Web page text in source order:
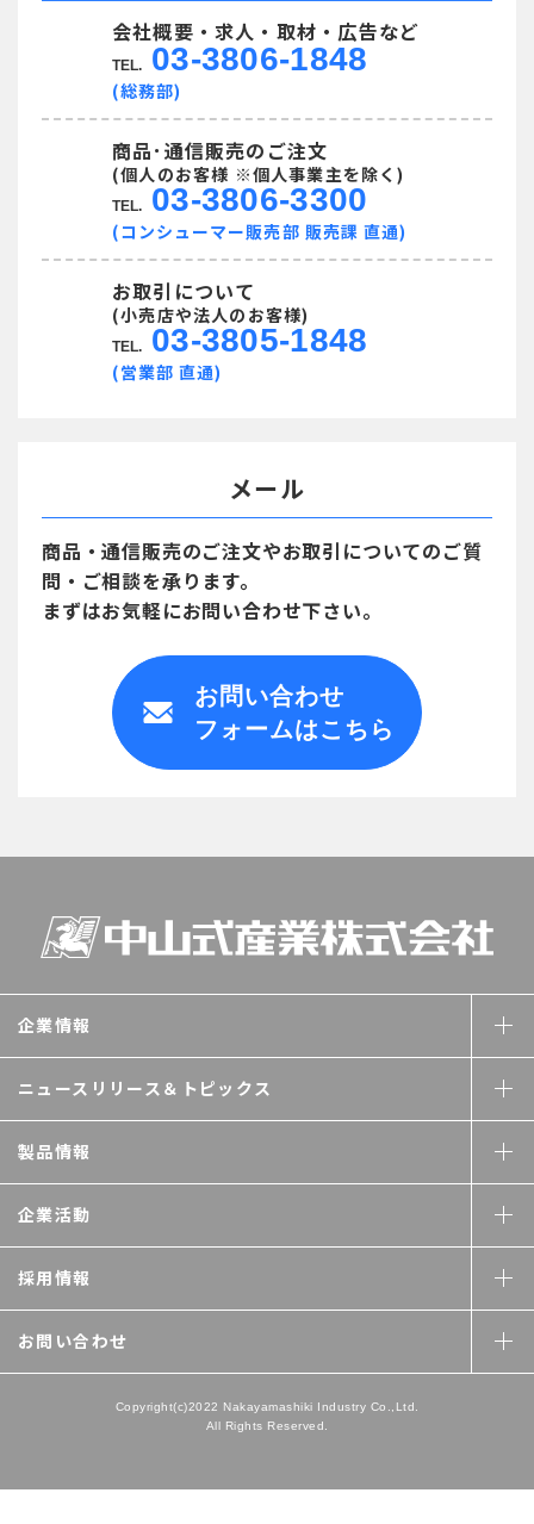
会社概要・求人・取材・広告など
TEL. 03-3806-1848
(総務部)
商品･通信販売のご注文
(個人のお客様 ※個人事業主を除く)
TEL. 03-3806-3300
(コンシューマー販売部 販売課 直通)
お取引について
(小売店や法人のお客様)
TEL. 03-3805-1848
(営業部 直通)
メール
商品・通信販売のご注文やお取引についてのご質
問・ご相談を承ります。
まずはお気軽にお問い合わせ下さい。
お問い合わせ
フォームはこちら
企業情報
ニュースリリース＆ トピックス
製品情報
企業活動
採用情報
お問い合わせ
Copyright(c)2022 Nakayamashiki Industry Co.,Ltd.
All Rights Reserved.